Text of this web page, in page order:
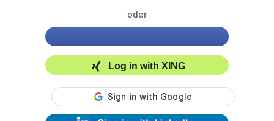
oder
Log in with XING